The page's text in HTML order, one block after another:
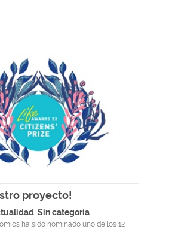
proyecto!
Sin categoría
ha sido nominado uno de los 12